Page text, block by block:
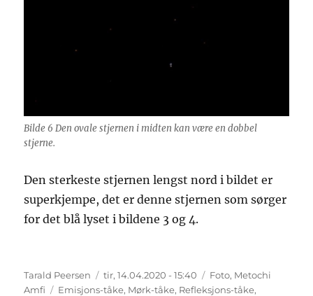
Bilde 6 Den ovale stjernen i midten kan være en dobbel
stjerne.
Den sterkeste stjernen lengst nord i bildet er
superkjempe, det er denne stjernen som sørger
for det blå lyset i bildene 3 og 4.
Forfatter
Tarald Peersen Publisert
tir, 14.04.2020 - 15:40 Kategorier
Foto, Metochi
Amfi
Stikkord
Emisjons-tåke, Mørk-tåke, Refleksjons-tåke,